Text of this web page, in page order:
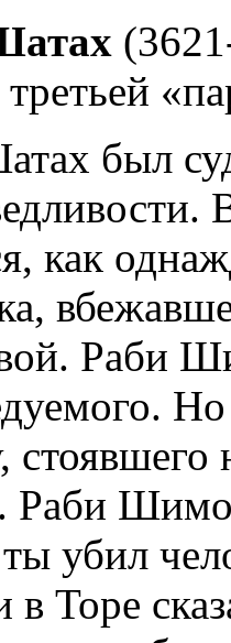
третьей
был
как
Раби
Раби
убил
в Торе